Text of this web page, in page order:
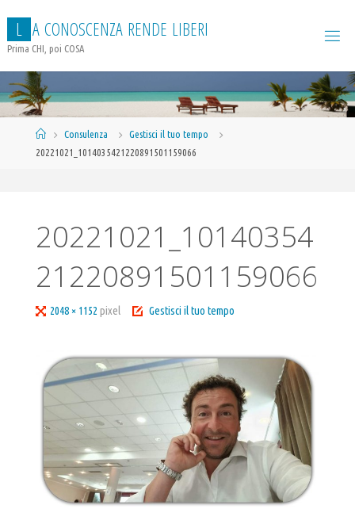
contenuto
L A CONOSCENZA RENDE LIBERI
Prima CHI, poi COSA
HomeConsulenza
Gestisci il tuo tempo
20221021_1014035421220891501159066
20221021_10140354
21220891501159066
Tutta2048 × 1152pixel Gestisci il tuo tempo